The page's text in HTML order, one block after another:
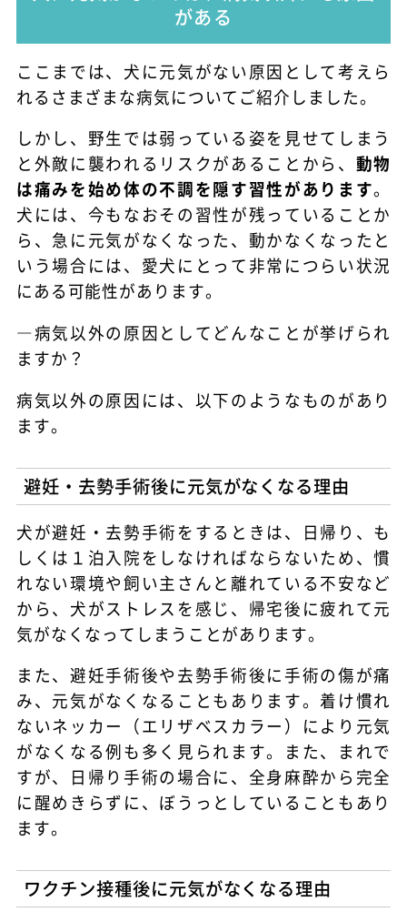
がある
ここまでは、犬に元気がない原因として考えら
れるさまざまな病気についてご紹介しました。
しかし、野生では弱っている姿を見せてしまう
と外敵に襲われるリスクがあることから、 動物
は痛みを始め体の不調を隠す習性があります。
犬には、今もなおその習性が残っていることか
ら、急に元気がなくなった、動かなくなったと
いう場合には、愛犬にとって非常につらい状況
にある可能性があります。
―病気以外の原因としてどんなことが挙げられ
ますか？
病気以外の原因には、以下のようなものがあり
ます。
避妊・去勢手術後に元気がなくなる理由
犬が避妊・去勢手術をするときは、日帰り、も
しくは１泊入院をしなければならないため、慣
れない環境や飼い主さんと離れている不安など
から、犬がストレスを感じ、帰宅後に疲れて元
気がなくなってしまうことがあります。
また、避妊手術後や去勢手術後に手術の傷が痛
み、元気がなくなることもあります。着け慣れ
ないネッカー（エリザベスカラー）により元気
がなくなる例も多く見られます。また、まれで
すが、日帰り手術の場合に、全身麻酔から完全
に醒めきらずに、ぼうっとしていることもあり
ます。
ワクチン接種後に元気がなくなる理由